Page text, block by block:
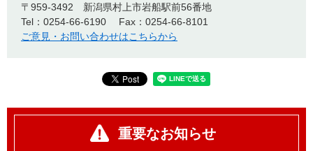
〒959-3492
新潟県村上市岩船駅前56番地
Tel：0254-66-6190
Fax：0254-66-8101
ご意見・お問い合わせはこちらから
重要なお知らせ